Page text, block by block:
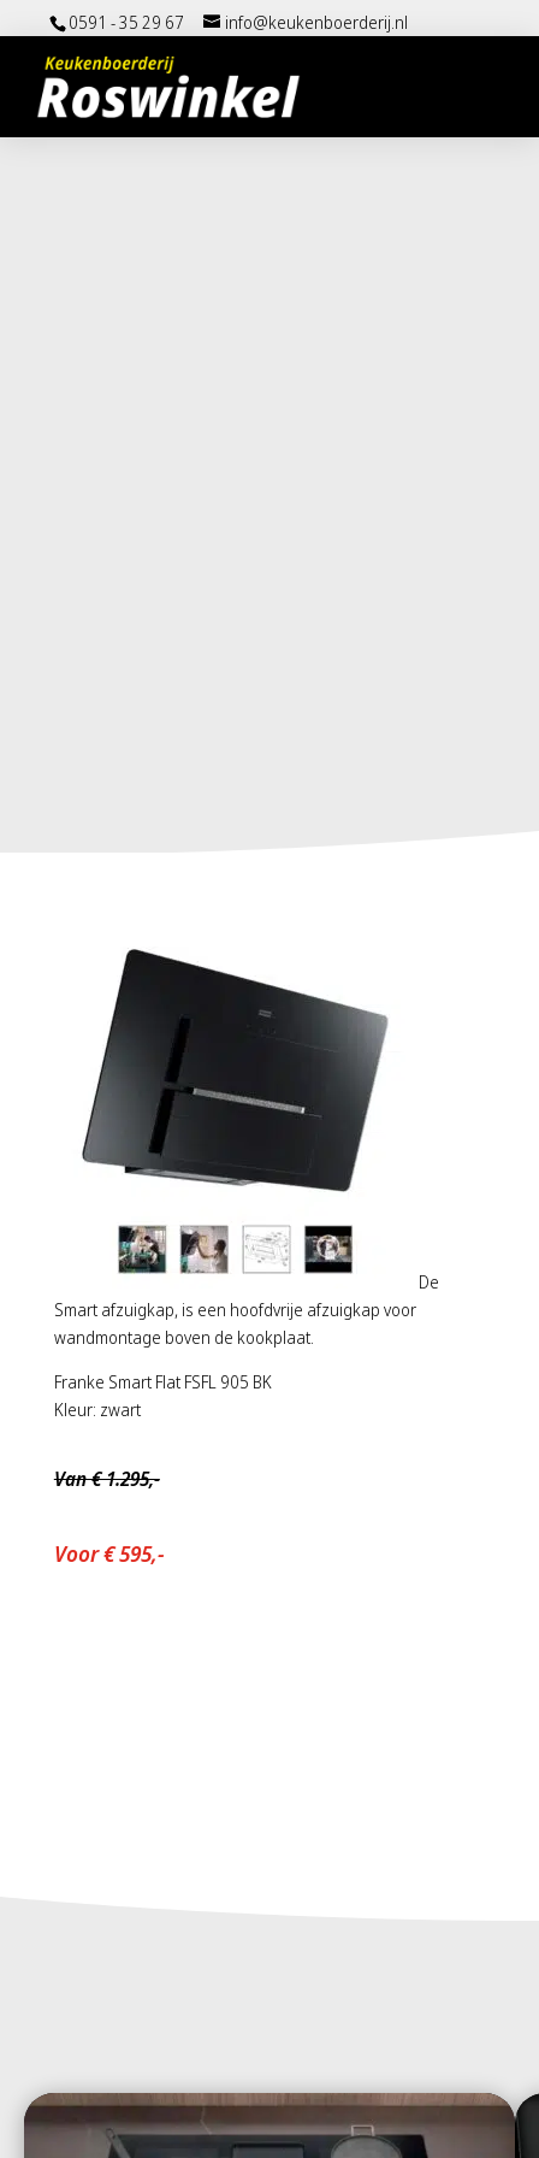
0591 - 35 29 67 info@keukenboerderij.nl
De
Smart afzuigkap, is een hoofdvrije afzuigkap voor
wandmontage boven de kookplaat.
Franke Smart Flat FSFL 905 BK
Kleur: zwart
Van € 1.295,-
Voor € 595,-